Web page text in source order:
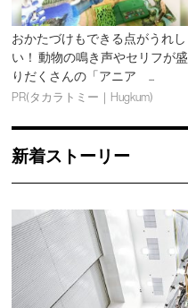
おかたづけもできる点がうれし
い！ 動物の鳴き声やセリフが盛
りだくさんの「アニア ...
PR(タカラトミー｜Hugkum)
新着ストーリー